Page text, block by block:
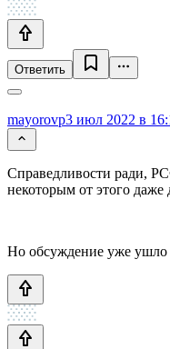
Ответить
mayorovp3 июл 2022 в
Справедливости ради,
некоторым от этого даже
Но обсуждение уже ушло